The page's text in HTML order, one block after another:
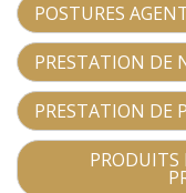
POSTURES
PRESTATION DE
PRESTATION DE